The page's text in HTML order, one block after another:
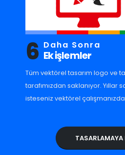
6 Daha Sonra
Ek işlemler
Tüm vektörel tasarım logo ve
tarafımızdan saklanıyor. Yıllar
isteseniz vektörel
TASARLAMAYA